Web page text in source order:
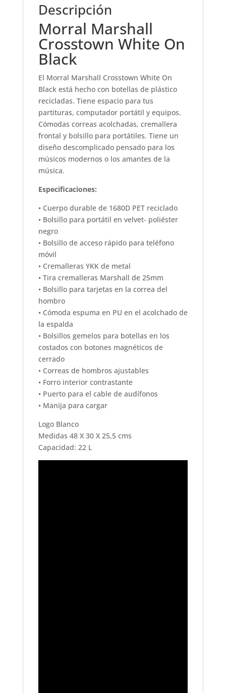
Descripción
Morral Marshall
Crosstown White On
Black
El Morral Marshall Crosstown White On
Black está hecho con botellas de plástico
recicladas. Tiene espacio para tus
partituras, computador portátil y equipos.
Cómodas correas acolchadas, cremallera
frontal y bolsillo para portátiles. Tiene un
diseño descomplicado pensado para los
músicos modernos o los amantes de la
música.
Especificaciones:
• Cuerpo durable de 1680D PET reciclado
• Bolsillo para portátil en velvet- poliéster
negro
• Bolsillo de acceso rápido para teléfono
móvil
• Cremalleras YKK de metal
• Tira cremalleras Marshall de 25mm
• Bolsillo para tarjetas en la correa del
hombro
• Cómoda espuma en PU en el acolchado de
la espalda
• Bolsillos gemelos para botellas en los
costados con botones magnéticos de
cerrado
• Correas de hombros ajustables
• Forro interior contrastante
• Puerto para el cable de audífonos
• Manija para cargar
Logo Blanco
Medidas 48 X 30 X 25,5 cms
Capacidad: 22 L